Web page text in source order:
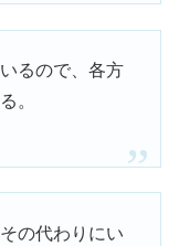
るので、各方
。
の代わりにい